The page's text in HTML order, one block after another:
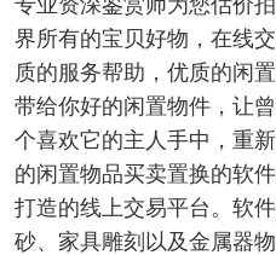
界所有的宝贝好物，在线
质的服务帮助，优质的闲
带给你好的闲置物件，让
个喜欢它的主人手中，重
的闲置物品买卖置换的软
打造的线上交易平台。软
砂、家具雕刻以及金属器